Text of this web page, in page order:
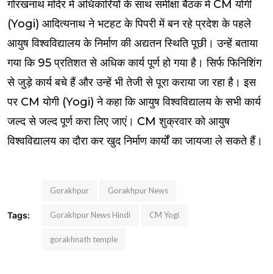
गोरखनाथ मंदिर में अधिकारियों के साथ समीक्षा बैठक में CM योगी
(Yogi) आदित्यनाथ ने भटहट के पिपरी में बन रहे प्रदेश के पहले
आयुष विश्वविद्यालय के निर्माण की अद्यतन स्थिति पूछी। उन्हें बताया
गया कि 95 प्रतिशत से अधिक कार्य पूर्ण हो गया है। सिर्फ फिनिशिंग
से जुड़े कार्य बचे हैं और उन्हें भी तेजी से पूरा कराया जा रहा है। इस
पर CM योगी (Yogi) ने कहा कि आयुष विश्वविद्यालय के सभी कार्य
जल्द से जल्द पूर्ण करा लिए जाएं। CM शुक्रवार को आयुष
विश्वविद्यालय का दौरा कर खुद निर्माण कार्यों का जायजा ले सकते हैं।
Tags:
Gorakhpur Gorakhpur News
Gorakhpur News Hindi CM Yogi
gorakhnath temple